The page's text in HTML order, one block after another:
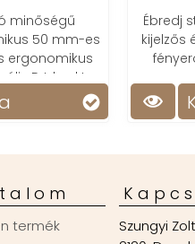
minőségű
50 mm-es
ergonomikus
DJ-knek!
Ébredj
kijelzős
termék
Szungyi